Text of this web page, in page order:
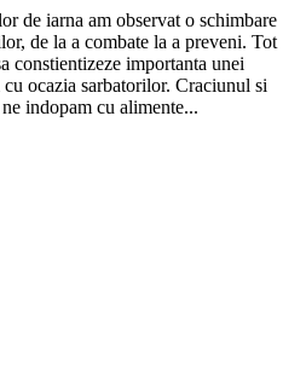
de iarna am observat o schimbare
de la a combate la a preveni. Tot
constientizeze importanta unei
ocazia sarbatorilor. Craciunul si
indopam cu alimente...